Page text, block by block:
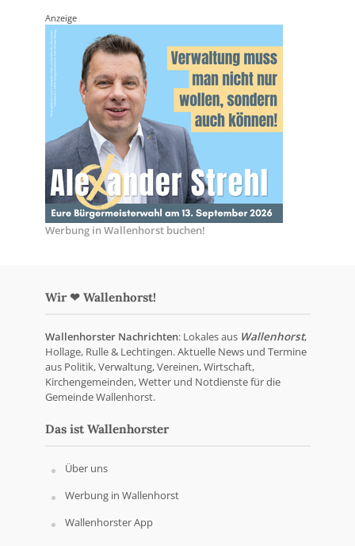
Anzeige
Werbung in Wallenhorst buchen!
Wir ❤ Wallenhorst!
Wallenhorster Nachrichten: Lokales aus Wallenhorst,
Hollage, Rulle & Lechtingen. Aktuelle News und Termine
aus Politik, Verwaltung, Vereinen, Wirtschaft,
Kirchengemeinden, Wetter und Notdienste für die
Gemeinde Wallenhorst.
Das ist Wallenhorster
Über uns
Werbung in Wallenhorst
Wallenhorster App